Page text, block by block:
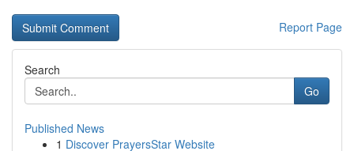
Report Page
Search
Go
Published News
1 Discover PrayersStar Website